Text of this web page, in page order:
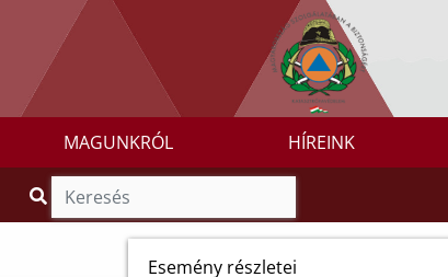
MAGUNKRÓL HÍREINK
Esemény részletei